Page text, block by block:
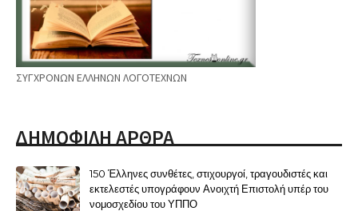
ΣΥΓΧΡΟΝΩΝ ΕΛΛΗΝΩΝ ΛΟΓΟΤΕΧΝΩΝ
ΔΗΜΟΦΙΛΗ ΑΡΘΡΑ
150 Έλληνες συνθέτες, στιχουργοί, τραγουδιστές και
εκτελεστές υπογράφουν Ανοιχτή Επιστολή υπέρ του
νομοσχεδίου του ΥΠΠΟ